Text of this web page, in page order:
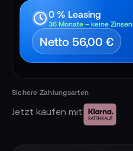
0 % Leasing
36 Monate – keine Zinsen
Netto 56,00 €
Jetzt kaufen mit